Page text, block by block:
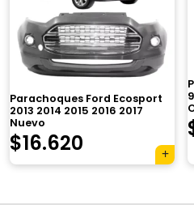
Parachoques Ford Ecosport
2013 2014 2015 2016 2017
Nuevo
$16.620
Tu carrito